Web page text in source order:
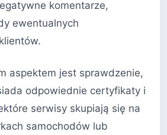
komentarze,
ewentualnych
aspektem jest sprawdzenie,
odpowiednie certyfikaty i
serwisy skupiają się na
samochodów lub